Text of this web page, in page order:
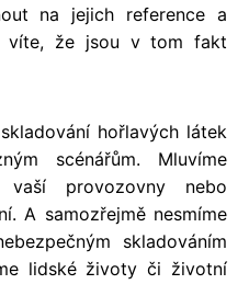
na jejich reference a
víte, že jsou v tom fakt
hořlavých látek
scénářům. Mluvíme
provozovny nebo
A samozřejmě nesmíme
skladováním
lidské životy či životní